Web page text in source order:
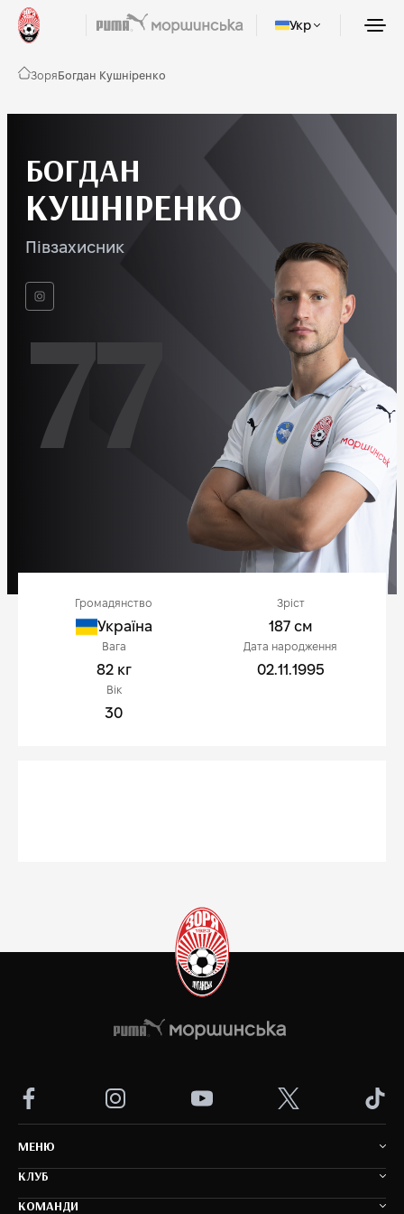
Укр
ЗоряБогдан Кушніренко
БОГДАН
КУШНІРЕНКО
Півзахисник
77
Громадянство
Україна
Зріст
187 см
Вага
82 кг
Дата народження
02.11.1995
Вік
30
MEНЮ
КЛУБ
КОМАНДИ